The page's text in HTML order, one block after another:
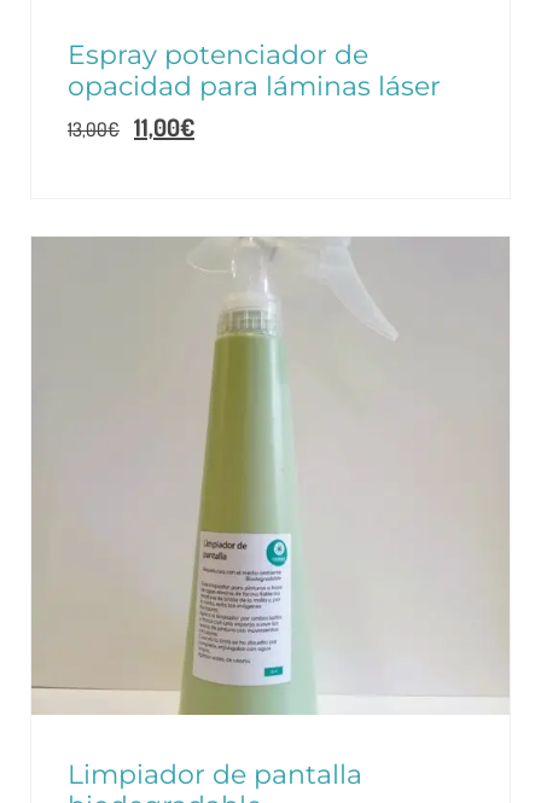
Espray potenciador de
opacidad para láminas láser
13,00€ 11,00€
Limpiador de pantalla